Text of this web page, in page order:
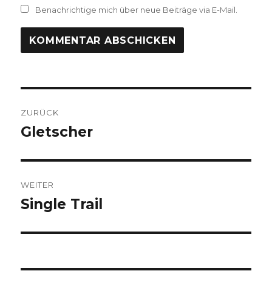
Benachrichtige mich über neue Beiträge via E-Mail.
ZURÜCK
Vorheriger
Gletscher
WEITER
Nächster
Single Trail